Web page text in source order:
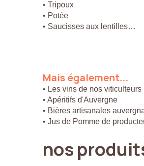
• Tripoux
• Potée
• Saucisses aux lentilles…
Mais également...
• Les vins de nos
• Apéritifs d'Auvergne
• Bières artisanales
• Jus de Pomme de
nos